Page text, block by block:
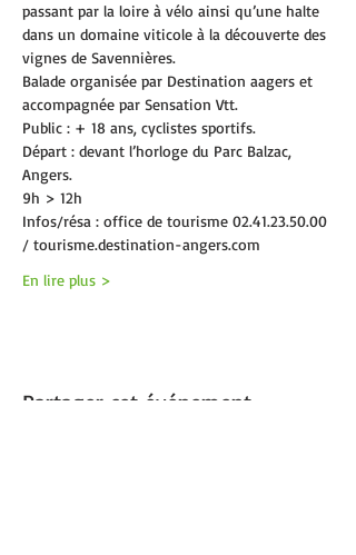
passant par la loire à vélo ainsi qu’une halte
dans un domaine viticole à la découverte des
vignes de Savennières.
Balade organisée par Destination aagers et
accompagnée par Sensation Vtt.
Public : + 18 ans, cyclistes sportifs.
Départ : devant l’horloge du Parc Balzac,
Angers.
9h > 12h
Infos/résa : office de tourisme 02.41.23.50.00
/ tourisme.destination-angers.com
En lire plus >
Partager cet événement